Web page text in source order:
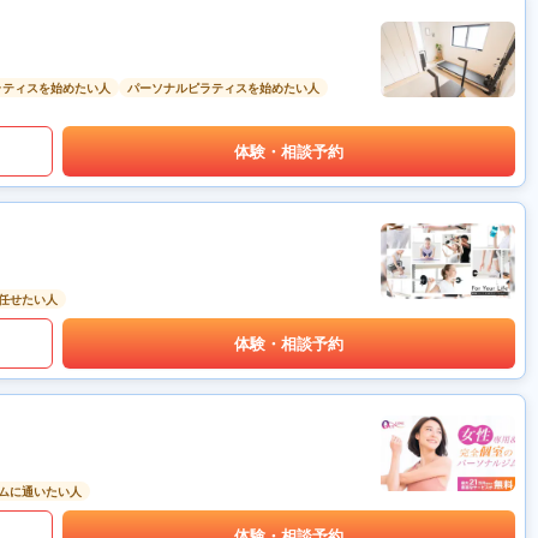
ィスを始めたい人 パーソナルピラティスを始めたい人
体験・相談予約
せたい人
体験・相談予約
に通いたい人